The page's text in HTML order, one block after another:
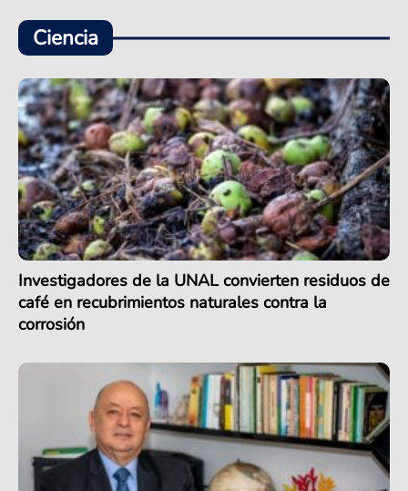
Ciencia
Investigadores de la UNAL convierten residuos de
café en recubrimientos naturales contra la
corrosión